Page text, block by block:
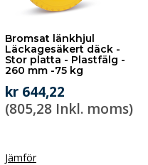
Bromsat länkhjul
Läckagesäkert däck -
Stor platta - Plastfälg -
260 mm -75 kg
kr 644,22
(805,28 Inkl. moms)
Jämför